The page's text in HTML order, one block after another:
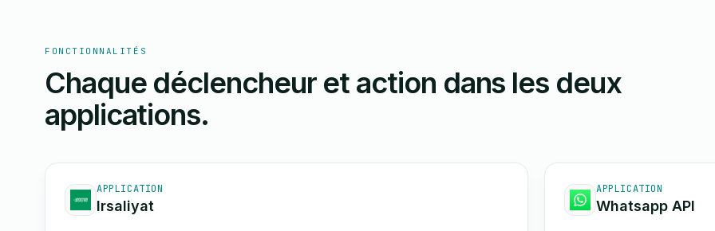
FONCTIONNALITÉS
Chaque déclencheur et action dans les deux
applications.
APPLICATION
Irsaliyat
APPLICATION
Whatsapp API